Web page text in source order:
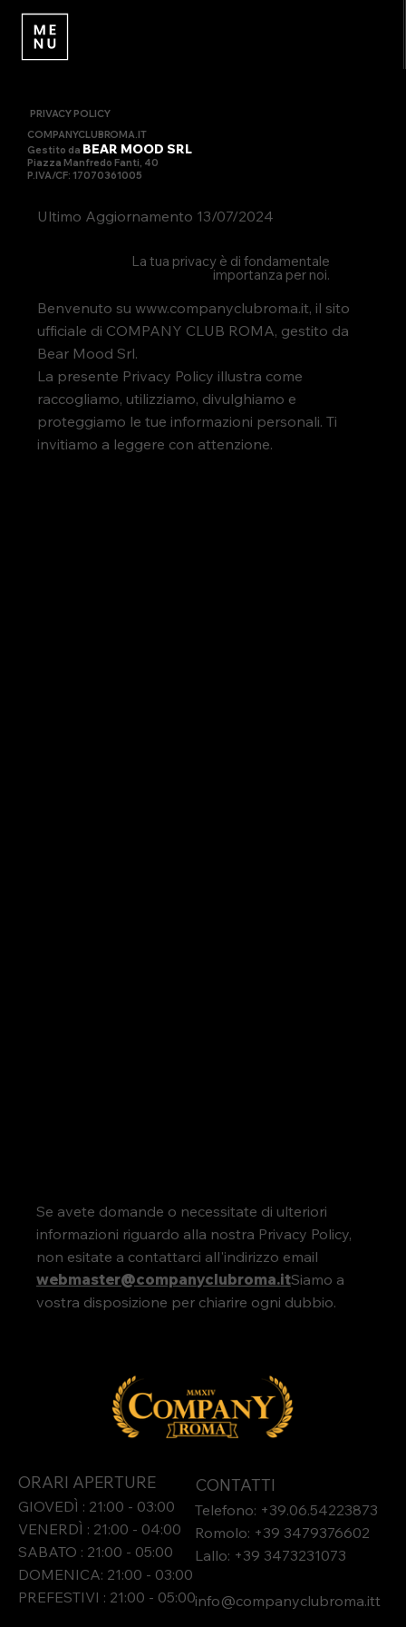
PRIVACY POLICY
COMPANYCLUBROMA.IT
Gestito da BEAR MOOD SRL
Piazza Manfredo Fanti, 40
P.IVA/CF: 17070361005
Ultimo Aggiornamento 13/07/2024
La tua privacy è di fondamentale
importanza per noi.
Benvenuto su www.companyclubroma.it, il sito
ufficiale di COMPANY CLUB ROMA, gestito da
Bear Mood Srl.
La presente Privacy Policy illustra come
raccogliamo, utilizziamo, divulghiamo e
proteggiamo le tue informazioni personali. Ti
invitiamo a leggere con attenzione.
Se avete domande o necessitate di ulteriori
informazioni riguardo alla nostra Privacy Policy,
non esitate a contattarci all'indirizzo email
webmaster@companyclubroma.itSiamo a
vostra disposizione per chiarire ogni dubbio.
ORARI APERTURE
GIOVEDÌ : 21:00 - 03:00
VENERDÌ : 21:00 - 04:00
SABATO : 21:00 - 05:00
DOMENICA: 21:00 - 03:00
PREFESTIVI : 21:00 - 05:00
CONTATTI
Telefono: +39.06.54223873
Romolo: +39 3479376602
Lallo: +39 3473231073​
info@companyclubroma.itt